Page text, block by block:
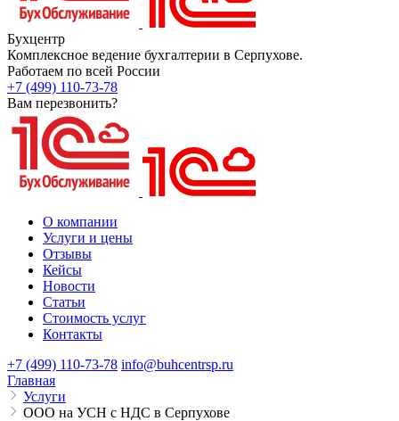
Бухцентр
Комплексное ведение бухгалтерии в Серпухове.
Работаем по всей России
+7 (499) 110-73-78
Вам перезвонить?
О компании
Услуги и цены
Отзывы
Кейсы
Новости
Статьи
Стоимость услуг
Контакты
+7 (499) 110-73-78 info@buhcentrsp.ru
Главная
Услуги
ООО на УСН с НДС в Серпухове